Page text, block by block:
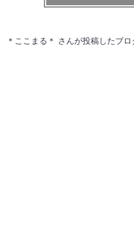
＊ここまる＊ さんが投稿したブロ